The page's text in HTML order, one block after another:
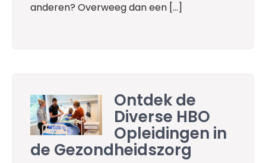
anderen? Overweeg dan een […]
Ontdek de
Diverse HBO
Opleidingen in
de Gezondheidszorg